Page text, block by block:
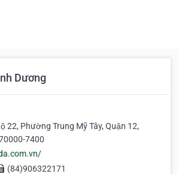
Dương
22, Phường Trung Mỹ Tây, Quận 12,
7400
(84)906322171